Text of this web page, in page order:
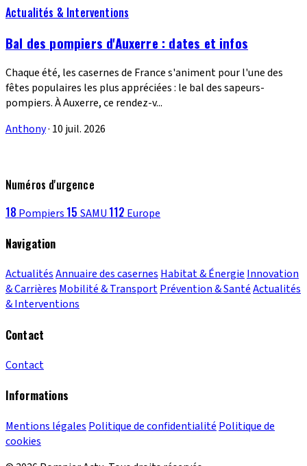
Actualités & Interventions
Bal des pompiers d'Auxerre : dates et infos
Chaque été, les casernes de France s'animent pour l'une des
fêtes populaires les plus appréciées : le bal des sapeurs-
pompiers. À Auxerre, ce rendez-v...
Anthony· 10 juil. 2026
Numéros d'urgence
18 Pompiers 15 SAMU 112 Europe
Navigation
ActualitésAnnuaire des casernesHabitat & ÉnergieInnovation
& CarrièresMobilité & TransportPrévention & SantéActualités
& Interventions
Contact
Contact
Informations
Mentions légales Politique de confidentialité Politique de
cookies